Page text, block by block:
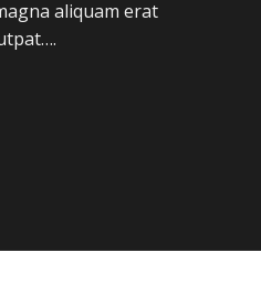
aliquam erat